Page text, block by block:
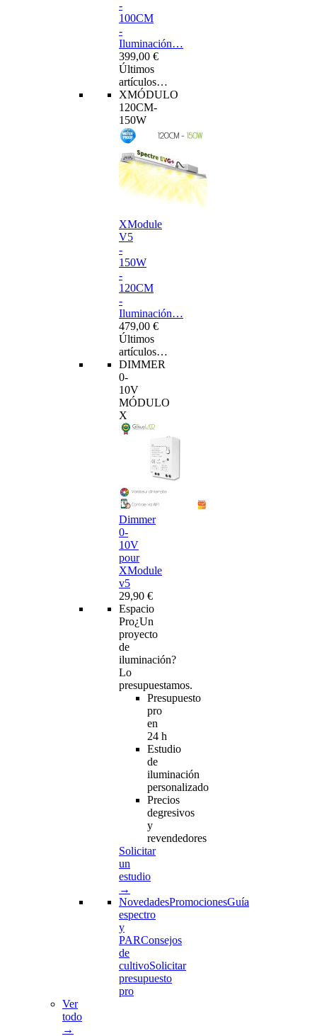
-
100CM
-
Iluminación…
399,00 €
Últimos
artículos…
XMÓDULO
120CM-
150W
XModule
V5
-
150W
-
120CM
-
Iluminación…
479,00 €
Últimos
artículos…
DIMMER
0-
10V
MÓDULO
X
Dimmer
0-
10V
pour
XModule
v5
29,90 €
Espacio
Pro¿Un
proyecto
de
iluminación?
Lo
presupuestamos.
Presupuesto
pro
en
24 h
Estudio
de
iluminación
personalizado
Precios
degresivos
y
revendedores
Solicitar
un
estudio
→
NovedadesPromocionesGuía
espectro
y
PARConsejos
de
cultivoSolicitar
presupuesto
pro
Ver
todo
→